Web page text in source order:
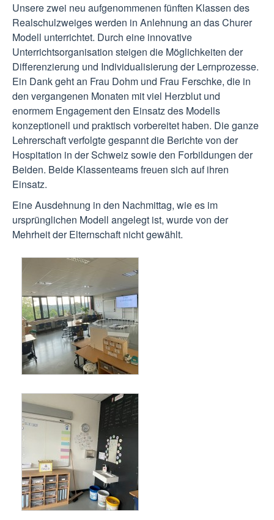
Unsere zwei neu aufgenommenen fünften Klassen des
Realschulzweiges werden in Anlehnung an das Churer
Modell unterrichtet. Durch eine innovative
Unterrichtsorganisation steigen die Möglichkeiten der
Differenzierung und Individualisierung der Lernprozesse.
Ein Dank geht an Frau Dohm und Frau Ferschke, die in
den vergangenen Monaten mit viel Herzblut und
enormem Engagement den Einsatz des Modells
konzeptionell und praktisch vorbereitet haben. Die ganze
Lehrerschaft verfolgte gespannt die Berichte von der
Hospitation in der Schweiz sowie den Forbildungen der
Beiden. Beide Klassenteams freuen sich auf ihren
Einsatz.
Eine Ausdehnung in den Nachmittag, wie es im
ursprünglichen Modell angelegt ist, wurde von der
Mehrheit der Elternschaft nicht gewählt.